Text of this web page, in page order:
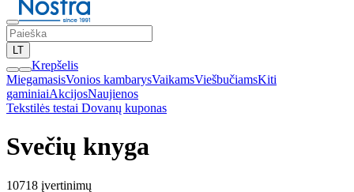
LT
Krepšelis
MiegamasisVonios kambarysVaikamsViešbučiamsKiti
gaminiaiAkcijosNaujienos
Tekstilės testai Dovanų kuponas
Svečių knyga
10718 įvertinimų